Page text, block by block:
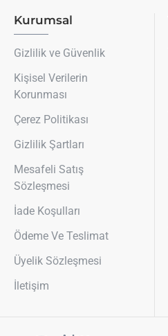
Kurumsal
Gizlilik ve Güvenlik
Kişisel Verilerin
Korunması
Çerez Politikası
Gizlilik Şartları
Mesafeli Satış
Sözleşmesi
İade Koşulları
Ödeme Ve Teslimat
Üyelik Sözleşmesi
İletişim